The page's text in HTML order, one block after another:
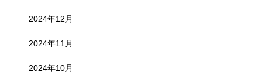
2024年12月
2024年11月
2024年10月